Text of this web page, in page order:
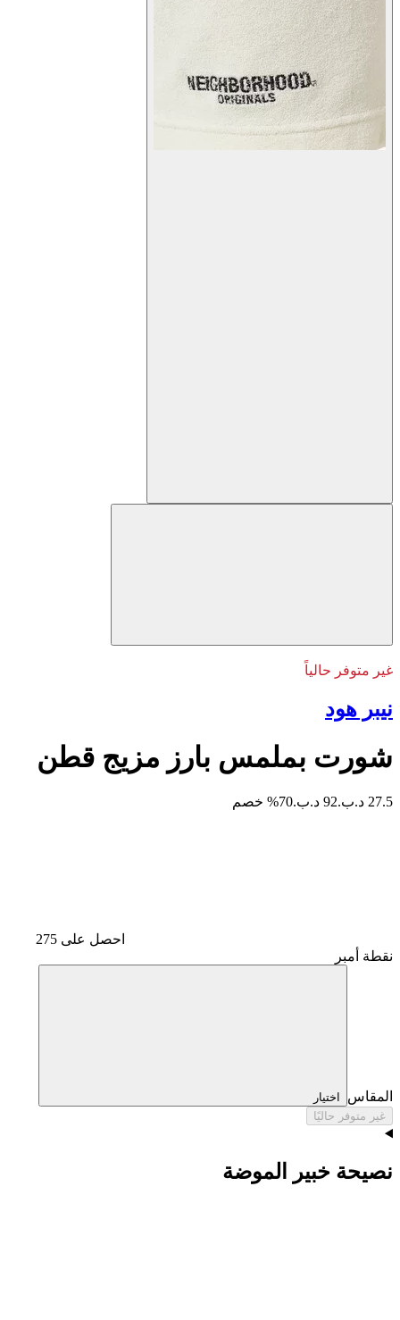
غير متوفر حالياً
نيبر هود
شورت بملمس بارز مزيج قطن
27.5 د.ب. 92 د.ب. 70% خصم
احصل على 275
نقطة أمبر
المقاس
اختيار
غير متوفر حاليًا
نصيحة خبير الموضة